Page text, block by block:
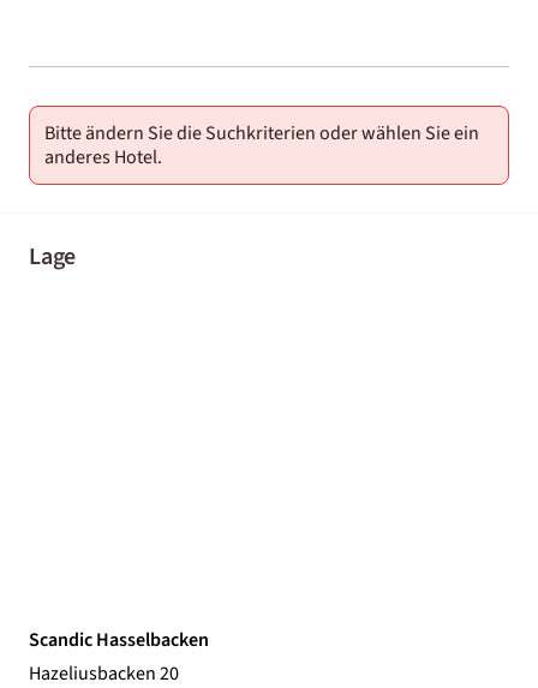
01-02
Bitte ändern Sie die Suchkriterien oder wählen Sie ein
anderes Hotel.
Lage
Scandic Hasselbacken
Hazeliusbacken 20